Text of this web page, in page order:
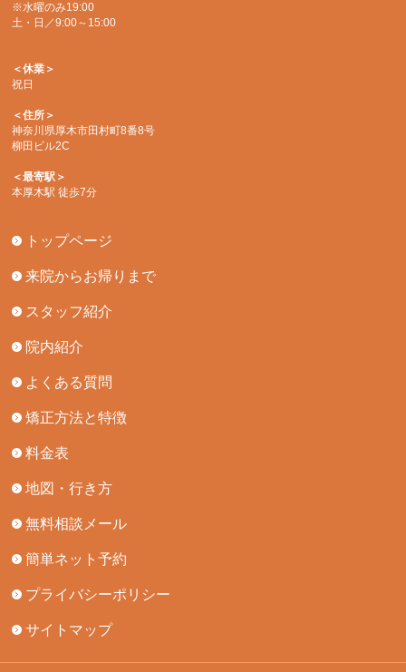
※水曜のみ19:00
土・日／9:00～15:00
＜休業＞
祝日
＜住所＞
神奈川県厚木市田村町8番8号
柳田ビル2C
＜最寄駅＞
本厚木駅 徒歩7分
トップページ
来院からお帰りまで
スタッフ紹介
院内紹介
よくある質問
矯正方法と特徴
料金表
地図・行き方
無料相談メール
簡単ネット予約
プライバシーポリシー
サイトマップ